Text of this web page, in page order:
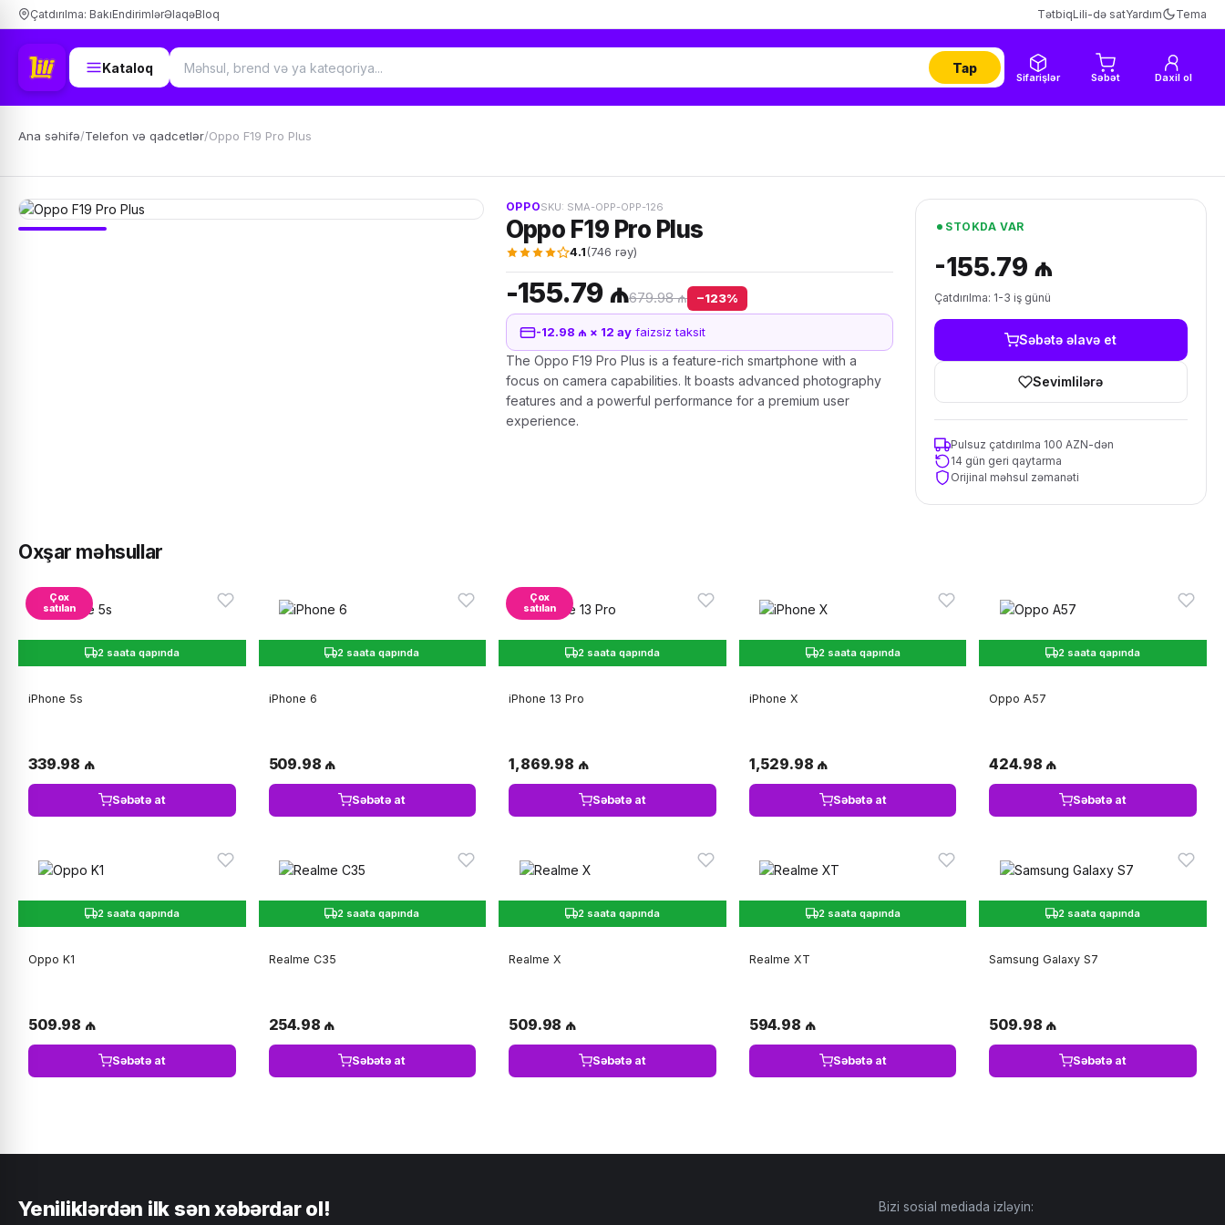
Çatdırılma: BakıEndirimlərƏlaqəBloq TətbiqLili-də satYardım Tema
Kataloq Tap
Sifarişlər Səbət Daxil ol
Ana səhifə/Telefon və qadcetlər/Oppo F19 Pro Plus
OPPOSKU: SMA-OPP-OPP-126
Oppo F19 Pro Plus
4.1(746 rəy)
-155.79 ₼679.98 ₼ −123%
-12.98 ₼ × 12 ayfaizsiz taksit
The Oppo F19 Pro Plus is a feature-rich smartphone with a
focus on camera capabilities. It boasts advanced photography
features and a powerful performance for a premium user
experience.
STOKDA VAR
-155.79 ₼
Çatdırılma: 1-3 iş günü
Səbətə əlavə et
Sevimlilərə
Pulsuz çatdırılma 100 AZN-dən
14 gün geri qaytarma
Orijinal məhsul zəmanəti
Oxşar məhsullar
Çox
satılan
2 saata qapında
iPhone 5s
339.98 ₼
Səbətə at
2 saata qapında
iPhone 6
509.98 ₼
Səbətə at
Çox
satılan
2 saata qapında
iPhone 13 Pro
1,869.98 ₼
Səbətə at
2 saata qapında
iPhone X
1,529.98 ₼
Səbətə at
2 saata qapında
Oppo A57
424.98 ₼
Səbətə at
2 saata qapında
Oppo K1
509.98 ₼
Səbətə at
2 saata qapında
Realme C35
254.98 ₼
Səbətə at
2 saata qapında
Realme X
509.98 ₼
Səbətə at
2 saata qapında
Realme XT
594.98 ₼
Səbətə at
2 saata qapında
Samsung Galaxy S7
509.98 ₼
Səbətə at
Yeniliklərdən ilk sən xəbərdar ol! Bizi sosial mediada izləyin: